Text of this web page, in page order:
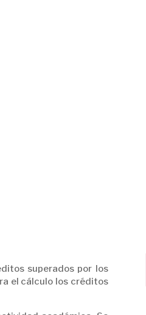
superados por los
el cálculo los créditos